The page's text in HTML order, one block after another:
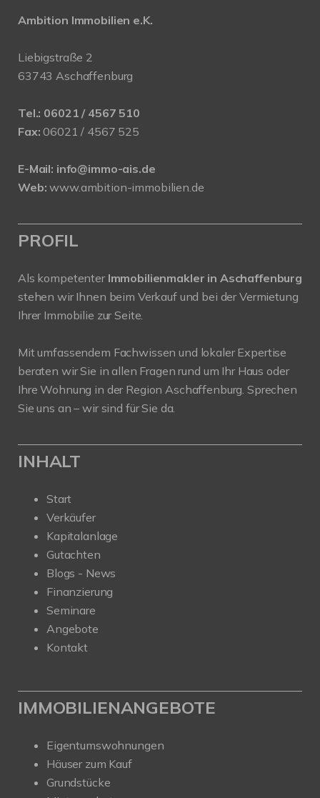
Ambition Immobilien e.K.
Liebigstraße 2
63743 Aschaffenburg
Tel.: 06021 / 4567 510
Fax: 06021 / 4567 525
E-Mail: info@immo-ais.de
Web: www.ambition-immobilien.de
PROFIL
Als kompetenter Immobilienmakler in Aschaffenburg
stehen wir Ihnen beim Verkauf und bei der Vermietung
Ihrer Immobilie zur Seite.
Mit umfassendem Fachwissen und lokaler Expertise
beraten wir Sie in allen Fragen rund um Ihr Haus oder
Ihre Wohnung in der Region Aschaffenburg. Sprechen
Sie uns an – wir sind für Sie da.
INHALT
Start
Verkäufer
Kapitalanlage
Gutachten
Blogs - News
Finanzierung
Seminare
Angebote
Kontakt
IMMOBILIENANGEBOTE
Eigentumswohnungen
Häuser zum Kauf
Grundstücke